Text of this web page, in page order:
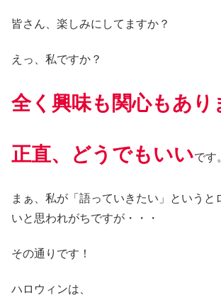
皆さん、楽しみにしてますか？
えっ、私ですか？
全く興味も関心もあり
正直、どうでもいいです
まぁ、私が「語っていきたい」というと
いと思われがちですが・・・
その通りです！
ハロウィンは、